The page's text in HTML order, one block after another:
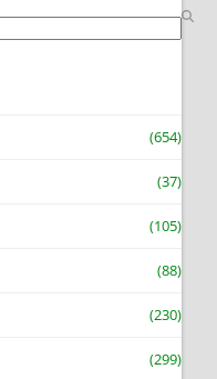
(654)
(37)
(105)
(88)
(230)
(299)